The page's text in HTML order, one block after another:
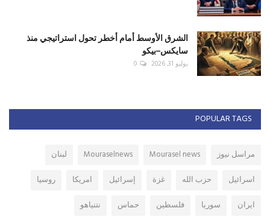
الشرق الأوسط أمام أخطر تحول استراتيجي منذ
سايكس–بيكو
يوليو 31, 2026 0
POPULAR TAGS
مراسل نيوز Mourasel news
Mouraselnews
لبنان
اسرائيل
حزب الله غزة إسرائيل امريكا
روسيا
ايران
سوريا فلسطين حماس نتنياهو